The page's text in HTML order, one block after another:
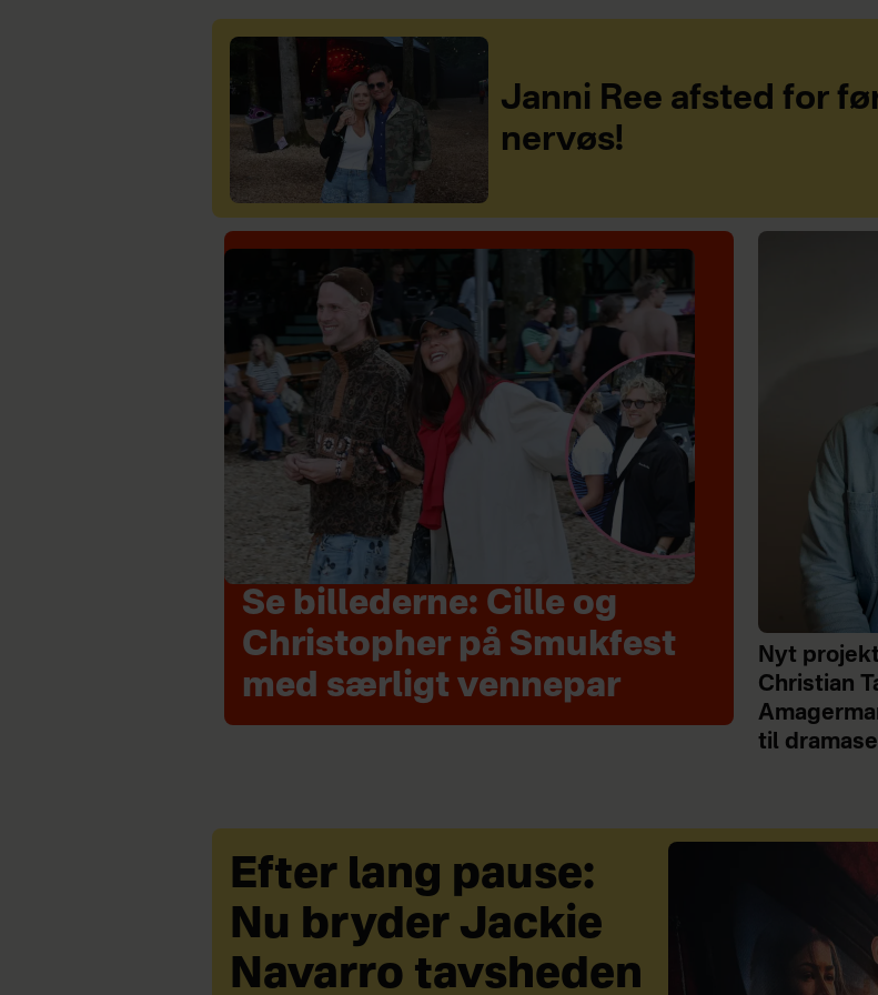
Janni Ree afsted for
nervøs!
Se billederne: Cille og
Christopher på Smukfest
med særligt vennepar
Nyt
Christian
til
Efter lang pause:
Nu bryder Jackie
Navarro tavsheden